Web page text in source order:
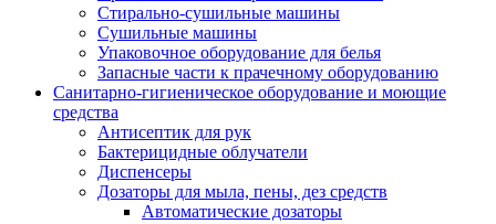
Стирально-сушильные машины
Сушильные машины
Упаковочное оборудование для белья
Запасные части к прачечному оборудованию
Санитарно-гигиеническое оборудование и моющие
средства
Антисептик для рук
Бактерицидные облучатели
Диспенсеры
Дозаторы для мыла, пены, дез средств
Автоматические дозаторы